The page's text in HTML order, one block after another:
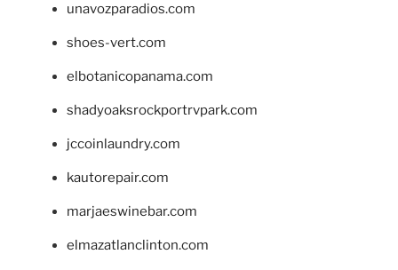
unavozparadios.com
shoes-vert.com
elbotanicopanama.com
shadyoaksrockportrvpark.com
jccoinlaundry.com
kautorepair.com
marjaeswinebar.com
elmazatlanclinton.com